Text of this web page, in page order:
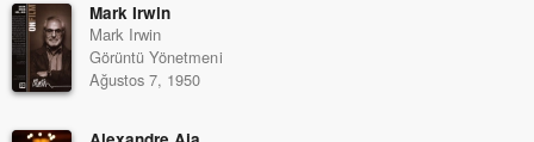
Mark Irwin
Mark Irwin
Görüntü Yönetmeni
Ağustos 7, 1950